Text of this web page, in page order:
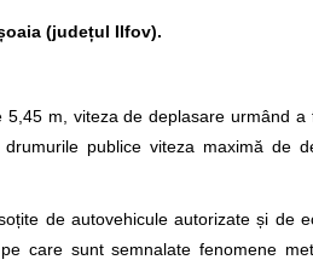
(județul Ilfov).
m, viteza de deplasare urmând a
publice viteza maximă de
de autovehicule autorizate și de
care sunt semnalate fenomene